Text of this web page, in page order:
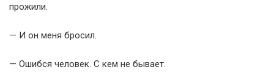
прожили.
— И он меня бросил.
— Ошибся человек. С кем не бывает.